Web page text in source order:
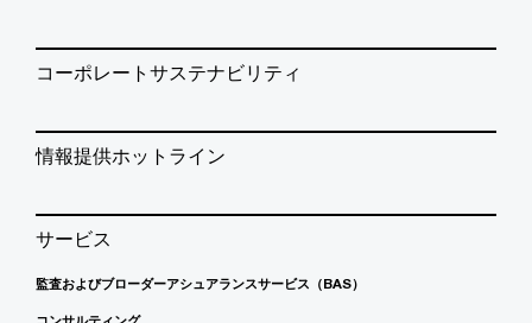
コーポレートサステナビリティ
情報提供ホットライン
サービス
監査およびブローダーアシュアランスサービス（BAS）